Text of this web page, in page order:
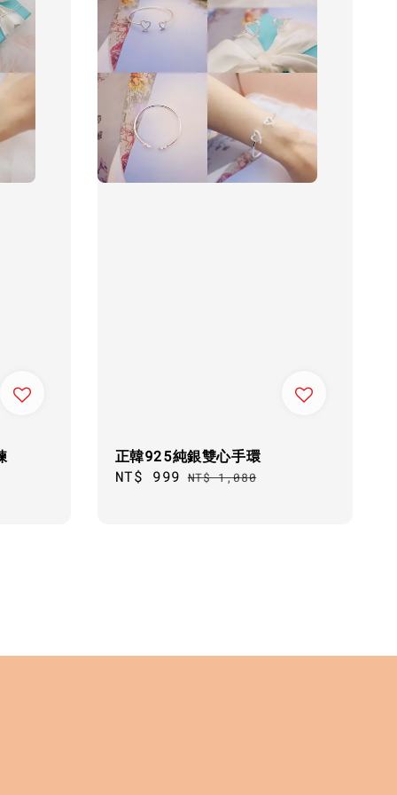
正韓925純銀雙心手環
Sale
NT$ 999 Regular
NT$ 1,080